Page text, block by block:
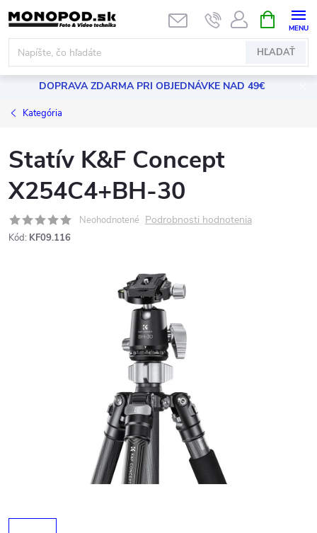
Prejsť
na
obsah
HĽADAŤ
KOŠÍK
DOPRAVA ZDARMA PRI OBJEDNÁVKE NAD 49€
Kategória
Statív K&F Concept
X254C4+BH-30
Neohodnotené Podrobnosti hodnotenia
Kód: KF09.116